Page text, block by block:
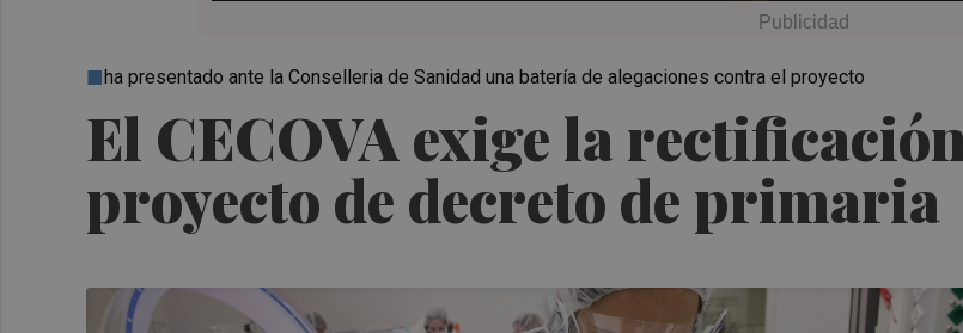
El CECOVA exige la
proyecto de decreto de primaria
ha presentado ante la Conselleria de Sanidad una batería de alegaciones contra el proyecto